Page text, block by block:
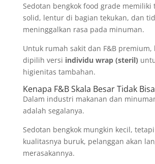
Sedotan bengkok food grade memiliki
solid, lentur di bagian tekukan, dan
meninggalkan rasa pada minuman.
Untuk rumah sakit dan F&B premium,
dipilih versi individu wrap (steril)
higienitas tambahan.
Kenapa F&B Skala Besar Tidak
Dalam industri makanan dan
adalah segalanya.
Sedotan bengkok mungkin kecil,
kualitasnya buruk, pelanggan akan
merasakannya.